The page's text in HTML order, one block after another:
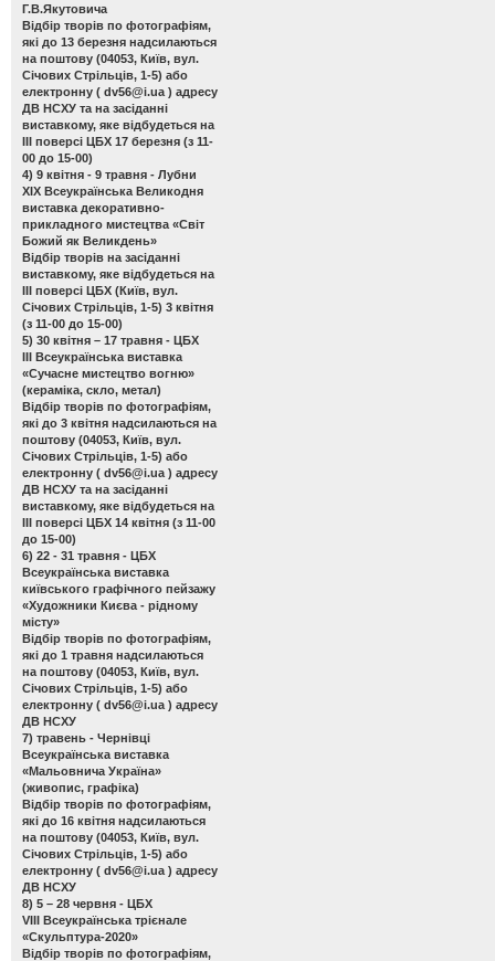
Г.В.Якутовича
Відбір творів по фотографіям,
які до 13 березня надсилаються
на поштову (04053, Київ, вул.
Січових Стрільців, 1-5) або
електронну ( dv56@i.ua ) адресу
ДВ НСХУ та на засіданні
виставкому, яке відбудеться на
ІІІ поверсі ЦБХ 17 березня (з 11-
00 до 15-00)
4) 9 квітня - 9 травня - Лубни
ХІХ Всеукраїнська Великодня
виставка декоративно-
прикладного мистецтва «Світ
Божий як Великдень»
Відбір творів на засіданні
виставкому, яке відбудеться на
ІІІ поверсі ЦБХ (Київ, вул.
Січових Стрільців, 1-5) 3 квітня
(з 11-00 до 15-00)
5) 30 квітня – 17 травня - ЦБХ
ІІІ Всеукраїнська виставка
«Сучасне мистецтво вогню»
(кераміка, скло, метал)
Відбір творів по фотографіям,
які до 3 квітня надсилаються на
поштову (04053, Київ, вул.
Січових Стрільців, 1-5) або
електронну ( dv56@i.ua ) адресу
ДВ НСХУ та на засіданні
виставкому, яке відбудеться на
ІІІ поверсі ЦБХ 14 квітня (з 11-00
до 15-00)
6) 22 - 31 травня - ЦБХ
Всеукраїнська виставка
київського графічного пейзажу
«Художники Києва - рідному
місту»
Відбір творів по фотографіям,
які до 1 травня надсилаються
на поштову (04053, Київ, вул.
Січових Стрільців, 1-5) або
електронну ( dv56@i.ua ) адресу
ДВ НСХУ
7) травень - Чернівці
Всеукраїнська виставка
«Мальовнича Україна»
(живопис, графіка)
Відбір творів по фотографіям,
які до 16 квітня надсилаються
на поштову (04053, Київ, вул.
Січових Стрільців, 1-5) або
електронну ( dv56@i.ua ) адресу
ДВ НСХУ
8) 5 – 28 червня - ЦБХ
VIII Всеукраїнська трієнале
«Скульптура-2020»
Відбір творів по фотографіям,